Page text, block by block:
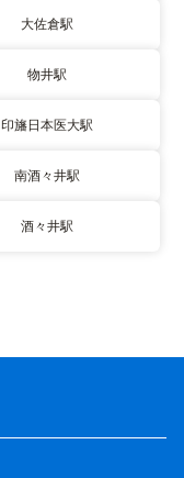
大佐倉駅
物井駅
印旛日本医大駅
南酒々井駅
酒々井駅